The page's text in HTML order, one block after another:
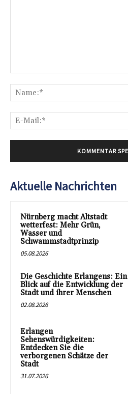
Aktuelle Nachrichten
Nürnberg macht Altstadt
wetterfest: Mehr Grün,
Wasser und
Schwammstadtprinzip
05.08.2026
Die Geschichte Erlangens: Ein
Blick auf die Entwicklung der
Stadt und ihrer Menschen
02.08.2026
Erlangen
Sehenswürdigkeiten:
Entdecken Sie die
verborgenen Schätze der
Stadt
31.07.2026